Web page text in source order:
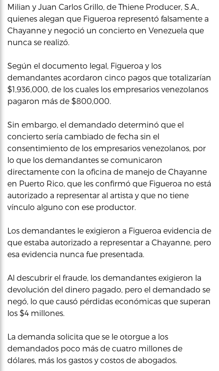
Milian y Juan Carlos Grillo, de Thiene Producer, S.A.,
quienes alegan que Figueroa representó falsamente a
Chayanne y negoció un concierto en Venezuela que
nunca se realizó.
Según el documento legal, Figueroa y los
demandantes acordaron cinco pagos que totalizarían
$1,936,000, de los cuales los empresarios venezolanos
pagaron más de $800,000.
Sin embargo, el demandado determinó que el
concierto sería cambiado de fecha sin el
consentimiento de los empresarios venezolanos, por
lo que los demandantes se comunicaron
directamente con la oficina de manejo de Chayanne
en Puerto Rico, que les confirmó que Figueroa no está
autorizado a representar al artista y que no tiene
vínculo alguno con ese productor.
Los demandantes le exigieron a Figueroa evidencia de
que estaba autorizado a representar a Chayanne, pero
esa evidencia nunca fue presentada.
Al descubrir el fraude, los demandantes exigieron la
devolución del dinero pagado, pero el demandado se
negó, lo que causó pérdidas económicas que superan
los $4 millones.
La demanda solicita que se le otorgue a los
demandados poco más de cuatro millones de
dólares, más los gastos y costos de abogados.